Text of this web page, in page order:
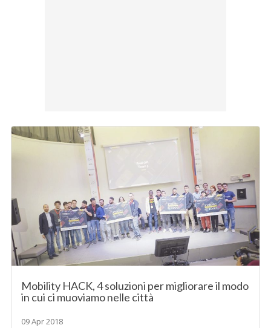
Mobility HACK, 4 soluzioni per migliorare il modo
in cui ci muoviamo nelle città
09 Apr 2018